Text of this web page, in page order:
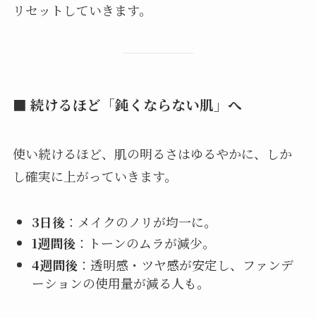
リセットしていきます。
■ 続けるほど「鈍くならない肌」へ
使い続けるほど、肌の明るさはゆるやかに、しか
し確実に上がっていきます。
3日後 ：メイクのノリが均一に。
1週間後 ：トーンのムラが減少。
4週間後 ：透明感・ツヤ感が安定し、ファンデ
ーションの使用量が減る人も。